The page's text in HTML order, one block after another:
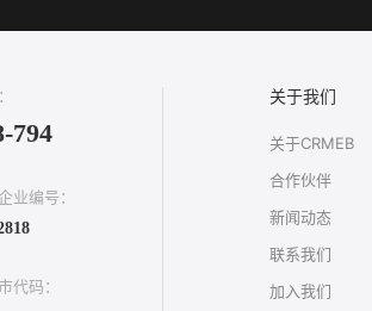
794
业编号：
代码：
关于我们
关于CRMEB
合作伙伴
新闻动态
联系我们
加入我们